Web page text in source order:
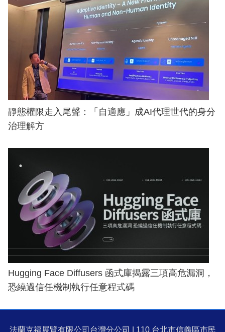
靜態權限走入尾聲：「自適應」成AI代理世代的身分
治理解方
Hugging Face Diffusers 函式庫揭露三項高危漏洞，
恐繞過信任機制執行任意程式碼
法蘭克福展覽有限公司台灣分公司 | 110 台北市信義區市民